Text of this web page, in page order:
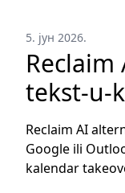
5. јун 2026.
Reclaim
tekst-u-
Reclaim AI
Google ili
kalendar